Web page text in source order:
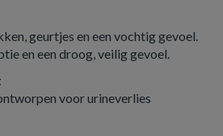
geurtjes en een vochtig gevoel.
en een droog, veilig gevoel.
voor urineverlies